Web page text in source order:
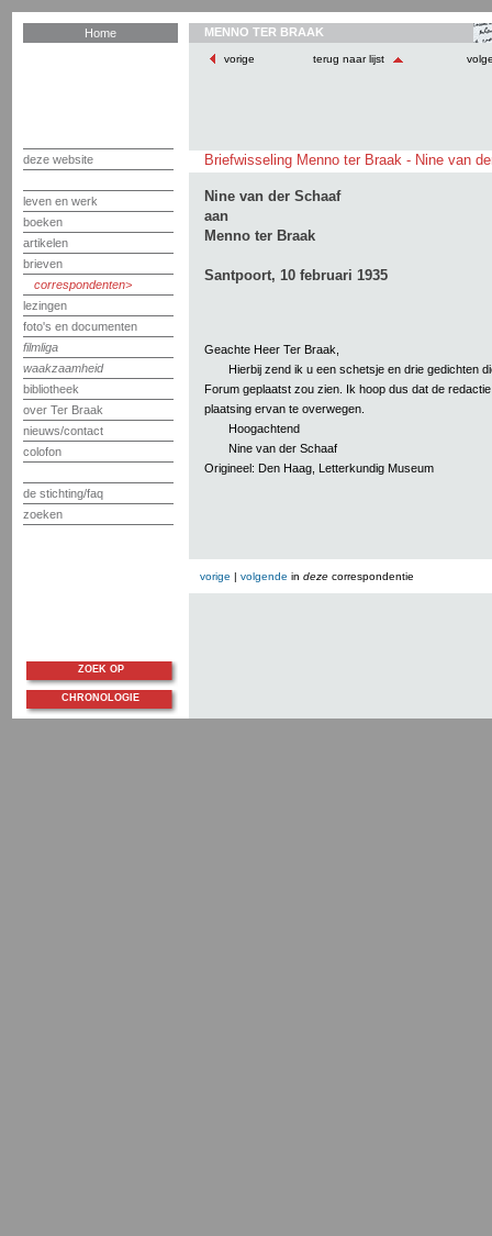
Home
deze website
leven en werk
boeken
artikelen
brieven
correspondenten
lezingen
foto's en documenten
filmliga
waakzaamheid
bibliotheek
over Ter Braak
nieuws/contact
colofon
de stichting/faq
zoeken
MENNO TER BRAAK
vorige terug naar lijst
Briefwisseling Menno ter Braak - Nine van
Nine van der Schaaf
aan
Menno ter Braak
Santpoort, 10 februari 1935
Geachte Heer Ter Braak,
Hierbij zend ik u een schetsje en drie gedichten
Forum geplaatst zou zien. Ik hoop dus dat de
plaatsing ervan te overwegen.
Hoogachtend
Nine van der Schaaf
Origineel: Den Haag, Letterkundig Museum
vorige | volgende in deze correspondentie
ZOEK OP
CHRONOLOGIE